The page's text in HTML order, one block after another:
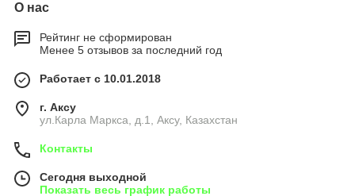
О нас
Рейтинг не сформирован
Менее 5 отзывов за последний год
Работает с 10.01.2018
г. Аксу
ул.Карла Маркса, д.1, Аксу, Казахстан
Контакты
Сегодня выходной
Показать весь график работы